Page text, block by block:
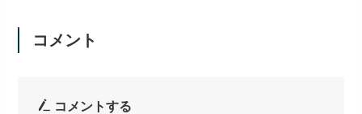
コメント
コメントする